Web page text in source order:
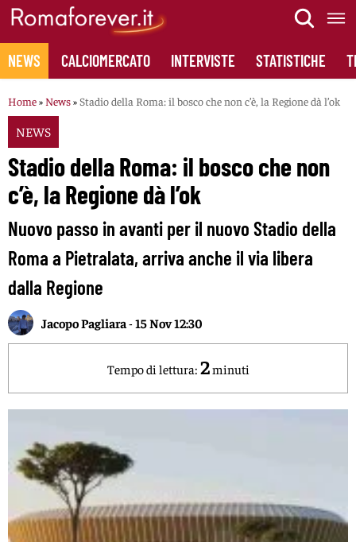
Skip
content
NEWS CALCIOMERCATO INTERVISTE STATISTICHE
Home» News»Stadio della Roma: il bosco che non c’è, la Regione dà l’ok
NEWS
Stadio della Roma: il bosco che non
c’è, la Regione dà l’ok
Nuovo passo in avanti per il nuovo Stadio della
Roma a Pietralata, arriva anche il via libera
dalla Regione
Jacopo Pagliara -15 Nov 12:30
Tempo di lettura: 2minuti